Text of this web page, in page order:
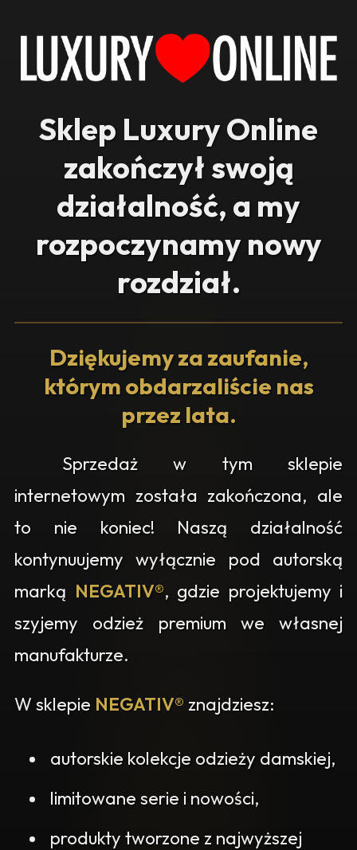
Sklep Luxury Online
zakończył swoją
działalność, a my
rozpoczynamy nowy
rozdział.
Dziękujemy za zaufanie,
którym obdarzaliście nas
przez lata.
Sprzedaż w tym sklepie
internetowym została zakończona, ale
to nie koniec! Naszą działalność
kontynuujemy wyłącznie pod autorską
marką NEGATIV®, gdzie projektujemy i
szyjemy odzież premium we własnej
manufakturze.
W sklepie NEGATIV® znajdziesz:
autorskie kolekcje odzieży damskiej,
limitowane serie i nowości,
produkty tworzone z najwyższej